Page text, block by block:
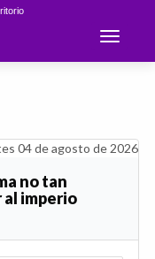
Toggle
04 de agosto de 2026
no tan
al imperio